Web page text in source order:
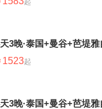
由于没有公共汽车站，载
但游客需要注意交通安
的街道大多是单行道。芭
是由南到北，而芭堤雅第
乘车时需要搞清地理位
时间，又浪费钱财。另
巴络绎不绝，例如往返曼
可以在线查询相关信息并
一个是不跳了，另一个则
下去。
3晚·泰国+曼谷+芭堤
1523
3晚·泰国+曼谷+芭堤